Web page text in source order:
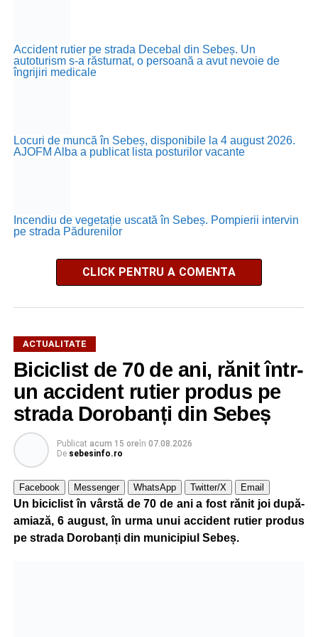
Accident rutier pe strada Decebal din Sebeș. Un
autoturism s-a răsturnat, o persoană a avut nevoie de
îngrijiri medicale
Locuri de muncă în Sebeș, disponibile la 4 august 2026.
AJOFM Alba a publicat lista posturilor vacante
Incendiu de vegetație uscată în Sebeș. Pompierii intervin
pe strada Pădurenilor
CLICK PENTRU A COMENTA
ACTUALITATE
Biciclist de 70 de ani, rănit într-
un accident rutier produs pe
strada Dorobanți din Sebeș
Publicat acum 15 oreîn 07.08.2026
De sebesinfo.ro
Facebook Messenger WhatsApp Twitter/X Email
Un biciclist în vârstă de 70 de ani a fost rănit joi după-
amiază, 6 august, în urma unui accident rutier produs
pe strada Dorobanți din municipiul Sebeș.